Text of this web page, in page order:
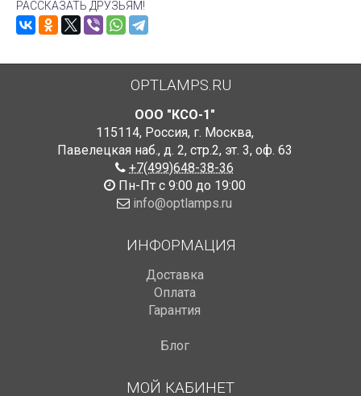
РАССКАЗАТЬ ДРУЗЬЯМ!
OPTLAMPS.RU
ООО "КСО-1"
115114, Россия, г. Москва,
Павелецкая наб., д. 2, стр.2, эт. 3, оф. 63
+7(499)648-38-36
Пн-Пт с 9:00 до 19:00
info@optlamps.ru
ИНФОРМАЦИЯ
Доставка
Оплата
Гарантия
Блог
МОЙ КАБИНЕТ